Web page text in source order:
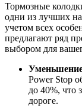
Тормозные
одни из лучших
учетом всех
предлагают ряд
выбором для
Power Stop
до 40%, что
дороге.